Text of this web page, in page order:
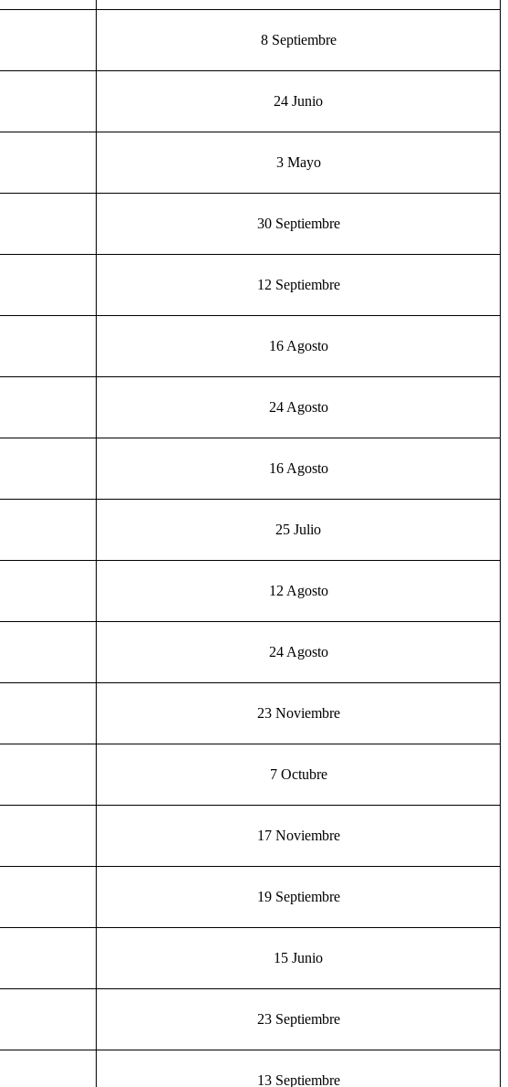
8 Septiembre
24 Junio
3 Mayo
30 Septiembre
12 Septiembre
16 Agosto
24 Agosto
16 Agosto
25 Julio
12 Agosto
24 Agosto
23 Noviembre
7 Octubre
17 Noviembre
19 Septiembre
15 Junio
23 Septiembre
13 Septiembre